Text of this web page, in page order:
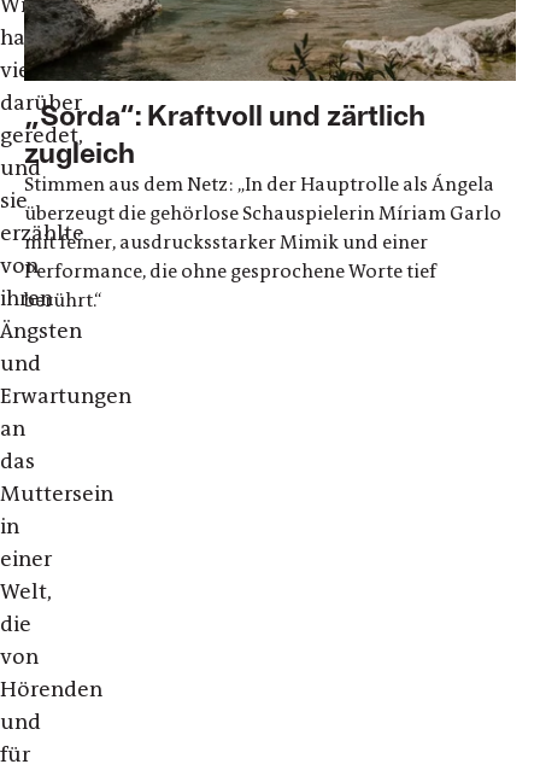
haben
viel
darüber
geredet,
und
sie
erzählte
von
ihren
Ängsten
und
Erwartungen
an
das
Muttersein
in
einer
Welt,
die
von
Hörenden
und
für
„Sorda“: Kraftvoll und zärtlich
zugleich
Stimmen aus dem Netz: „In der Hauptrolle als Ángela
überzeugt die gehörlose Schauspielerin Míriam Garlo
mit feiner, ausdrucksstarker Mimik und einer
Performance, die ohne gesprochene Worte tief
berührt.“